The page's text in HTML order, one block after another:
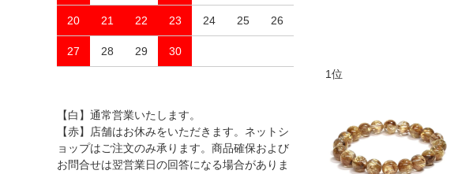
20 21 22 23 24 25 26
27 28 29 30
【白】通常営業いたします。
【赤】店舗はお休みをいただきます。ネットシ
ョップはご注文のみ承ります。商品確保および
お問合せは翌営業日の回答になる場合がありま
1位